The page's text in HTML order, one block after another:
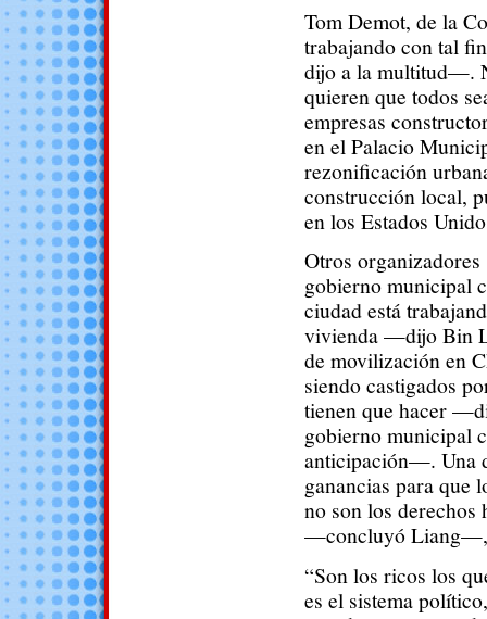
Tom Demot, de la
trabajando con tal
dijo a la multitud—.
quieren que todos
empresas
en el Palacio
rezonificación
construcción local,
en los Estados
Otros
gobierno municipal
ciudad está
vivienda —dijo Bin
de movilización en
siendo castigados
tienen que hacer
gobierno municipal
anticipación—. Una
ganancias para que
no son los derechos
—concluyó Liang—,
“Son los ricos los
es el sistema